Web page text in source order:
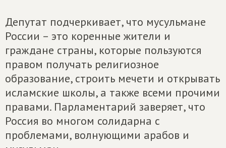
Депутат подчеркивает, что мусульмане
России – это коренные жители и
граждане страны, которые пользуются
правом получать религиозное
образование, строить мечети и открывать
исламские школы, а также всеми прочими
правами. Парламентарий заверяет, что
Россия во многом солидарна с
проблемами, волнующими арабов и